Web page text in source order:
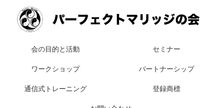
会の目的と活動 セミナー
ワークショップ パートナーシップ
通信式トレーニング 登録商標